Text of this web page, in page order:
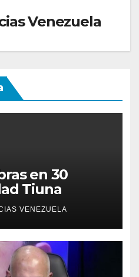
Venezuela
en 30
Tiuna
VENEZUELA